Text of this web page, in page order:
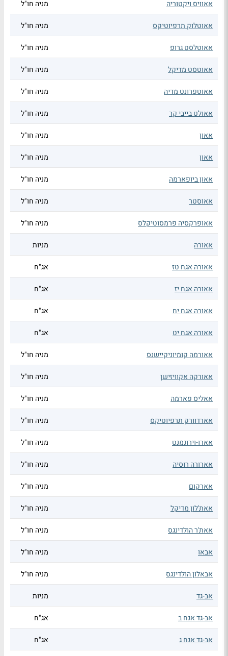
אאוויס ויקטוריה מניה חו"ל
אאוטלוק תרפיוטיקס מניה חו"ל
אאוטלסט גרופ מניה חו"ל
אאוטסט מדיקל מניה חו"ל
אאוטפרונט מדיה מניה חו"ל
אאולט בייבי קר מניה חו"ל
אאון מניה חו"ל
אאון מניה חו"ל
אאון ביופארמה מניה חו"ל
אאוסטר מניה חו"ל
אאופרקסיה פרמסוטיקלס מניה חו"ל
אאורה מניות
אאורה אגח טז אג"ח
אאורה אגח יז אג"ח
אאורה אגח יח אג"ח
אאורה אגח יט אג"ח
אאורמה קומיוניקיישנס מניה חו"ל
אאורקה אקוויזישן מניה חו"ל
אאליס פארמה מניה חו"ל
אארדוורק תרפיוטיקס מניה חו"ל
אארו-וירונמנט מניה חו"ל
אארורה רוסיה מניה חו"ל
אארקום מניה חו"ל
אאת'לון מדיקל מניה חו"ל
אאת'ר הולדינגס מניה חו"ל
אבאו מניה חו"ל
אבאלון הולדינגס מניה חו"ל
אב-גד מניות
אב-גד אגח ב אג"ח
אב-גד אגח ג אג"ח